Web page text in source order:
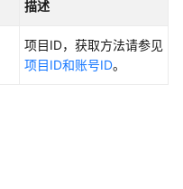
描述
项目ID，获取方法请参见
项目ID和账号ID。